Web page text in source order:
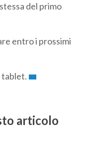
del primo
entro i prossimi
tablet.
articolo